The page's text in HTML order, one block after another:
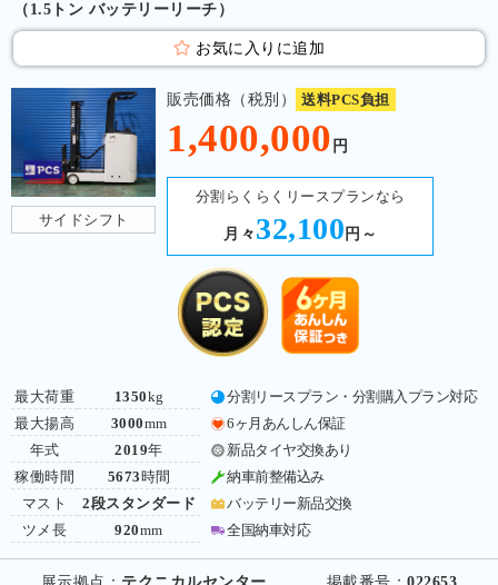
（1.5トン バッテリーリーチ）
お気に入りに追加
サイドシフト
販売価格（税別） 送料PCS負担
1,400,000 円
分割らくらくリースプランなら
月々 32,100 円～
最大荷重
最大揚高
年式
稼働時間
マスト
ツメ長
1350kg
3000mm
2019年
5673 時間
2段スタンダード
920mm
分割リースプラン・分割購入プラン対応
6ヶ月あんしん保証
新品タイヤ交換あり
納車前整備込み
バッテリー新品交換
全国納車対応